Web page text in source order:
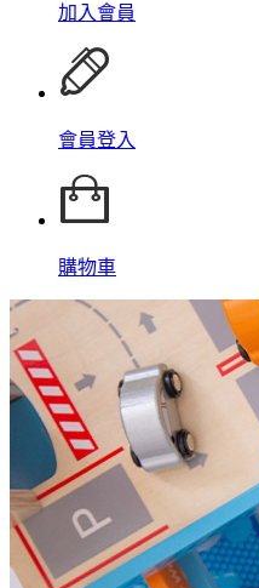
加入會員
會員登入
購物車